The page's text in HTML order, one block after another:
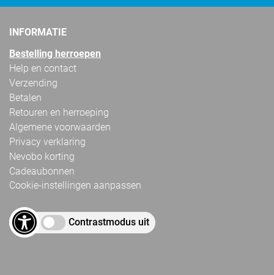
INFORMATIE
Bestelling herroepen
Help en contact
Verzending
Betalen
Retouren en herroeping
Algemene voorwaarden
Privacy verklaring
Nevobo korting
Cadeaubonnen
Cookie-instellingen aanpassen
Contrastmodus uit